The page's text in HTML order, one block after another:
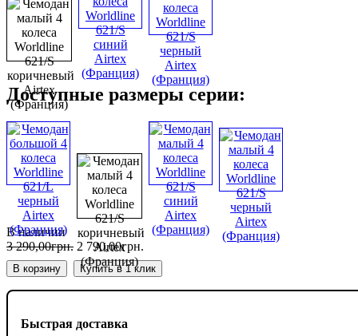
Быстрая доставка
Доступные размеры серии:
В наличии
3 290,00грн. 2 790,00грн.
В корзину Купить в 1 клик